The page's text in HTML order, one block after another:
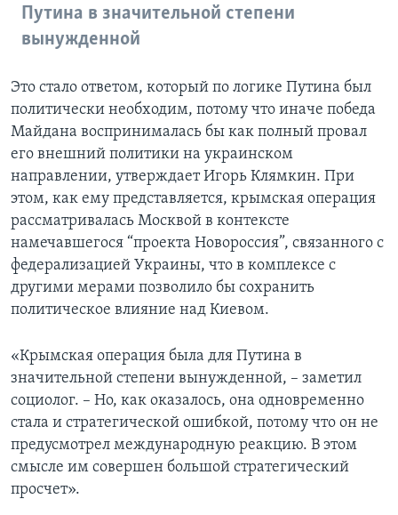
Путина в значительной степени
вынужденной
Это стало ответом, который по логике Путина был
политически необходим, потому что иначе победа
Майдана воспринималась бы как полный провал
его внешний политики на украинском
направлении, утверждает Игорь Клямкин. При
этом, как ему представляется, крымская операция
рассматривалась Москвой в контексте
намечавшегося “проекта Новороссия”, связанного с
федерализацией Украины, что в комплексе с
другими мерами позволило бы сохранить
политическое влияние над Киевом.
«Крымская операция была для Путина в
значительной степени вынужденной, – заметил
социолог. – Но, как оказалось, она одновременно
стала и стратегической ошибкой, потому что он не
предусмотрел международную реакцию. В этом
смысле им совершен большой стратегический
просчет».